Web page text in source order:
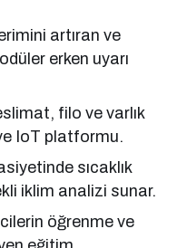
artıran ve
erken uyarı
filo ve varlık
IoT platformu.
sıcaklık
iklim analizi sunar.
öğrenme ve